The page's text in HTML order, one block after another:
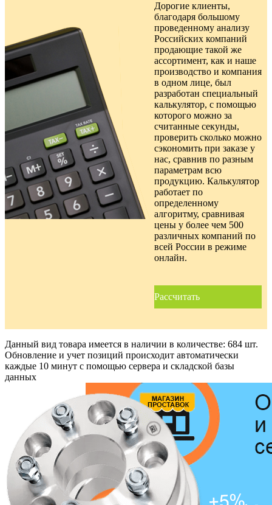
Дорогие клиенты,
благодаря большому
проведенному анализу
Российских компаний
продающие такой же
ассортимент, как и наше
производство и компания
в одном лице, был
разработан специальный
калькулятор, с помощью
которого можно за
считанные секунды,
проверить сколько можно
сэкономить при заказе у
нас, сравнив по разным
параметрам всю
продукцию. Калькулятор
работает по
определенному
алгоритму, сравнивая
цены у более чем 500
различных компаний по
всей России в режиме
онлайн.
Рассчитать
Данный вид товара имеется в наличии в количестве: 684 шт.
Обновление и учет позиций происходит автоматически
каждые 10 минут с помощью сервера и складской базы
данных